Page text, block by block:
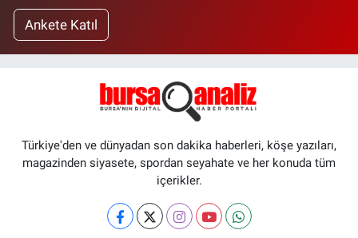
Ankete Katıl
Türkiye'den ve dünyadan son dakika haberleri, köşe yazıları,
magazinden siyasete, spordan seyahate ve her konuda tüm
içerikler.